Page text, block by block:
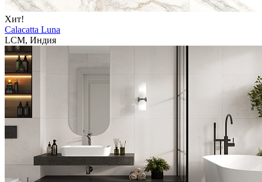
Хит!
Calacatta Luna
LCM, Индия